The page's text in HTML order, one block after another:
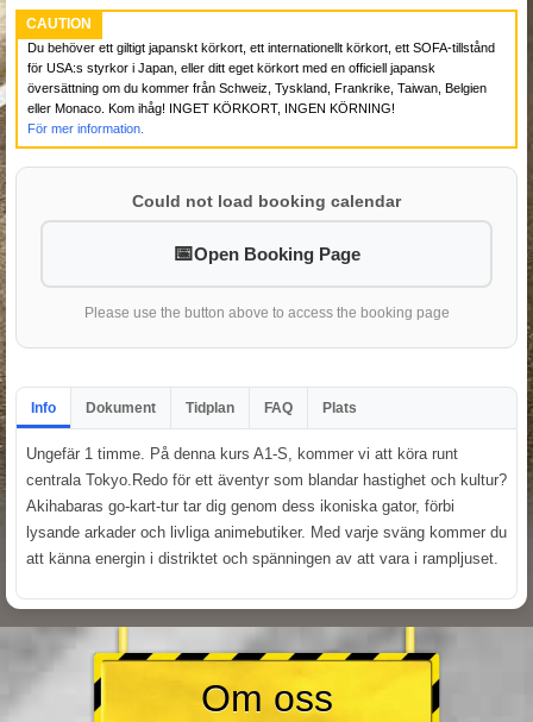
CAUTION
Du behöver ett giltigt japanskt körkort, ett internationellt körkort, ett SOFA-tillstånd
för USA:s styrkor i Japan, eller ditt eget körkort med en officiell japansk
översättning om du kommer från Schweiz, Tyskland, Frankrike, Taiwan, Belgien
eller Monaco. Kom ihåg! INGET KÖRKORT, INGEN KÖRNING!
För mer information.
Could not load booking calendar
Open Booking Page
Please use the button above to access the booking page
Info Dokument Tidplan FAQ Plats
Ungefär 1 timme. På denna kurs A1-S, kommer vi att köra runt
centrala Tokyo.Redo för ett äventyr som blandar hastighet och kultur?
Akihabaras go-kart-tur tar dig genom dess ikoniska gator, förbi
lysande arkader och livliga animebutiker. Med varje sväng kommer du
att känna energin i distriktet och spänningen av att vara i rampljuset.
Om oss